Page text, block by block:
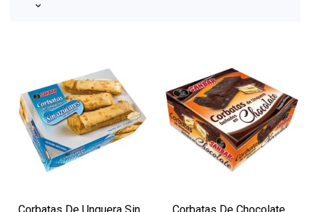
keyboard_arrow_down